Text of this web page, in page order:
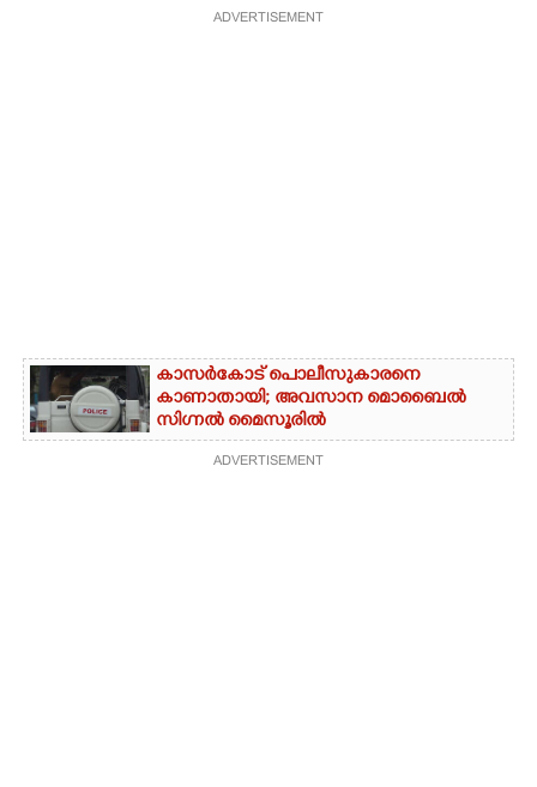
ADVERTISEMENT
കാസർകോട് പൊലീസുകാരനെ
കാണാതായി; അവസാന മൊബൈൽ
സിഗ്നൽ മൈസൂരിൽ
ADVERTISEMENT